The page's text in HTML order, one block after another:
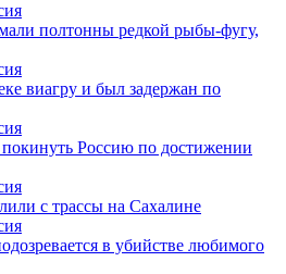
полтонны редкой рыбы-фугу,
виагру и был задержан по
покинуть Россию по достижении
с трассы на Сахалине
в убийстве любимого